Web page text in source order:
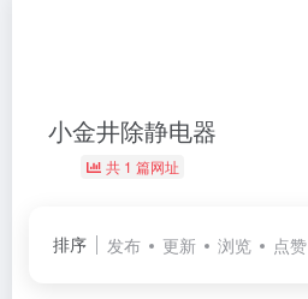
小金井除静电器
共 1 篇网址
排序 发布 更新 浏览 点赞